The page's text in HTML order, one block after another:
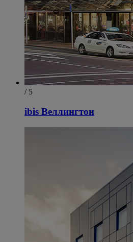
/ 5
ibis Веллингтон